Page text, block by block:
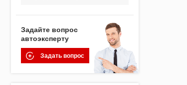
Задайте вопрос
автоэксперту
Задать вопрос